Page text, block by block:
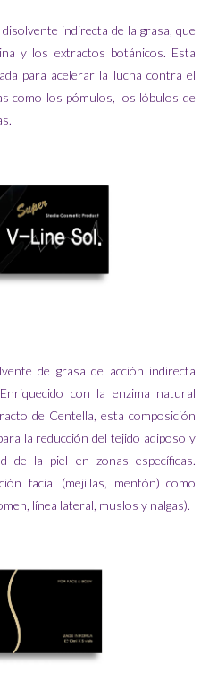
indirecta de la grasa, que
y los extractos botánicos. Esta
para acelerar la lucha contra el
como los pómulos, los lóbulos de
de grasa de acción indirecta
con la enzima natural
de Centella, esta composición
la reducción del tejido adiposo y
de la piel en zonas específicas.
facial (mejillas, mentón) como
línea lateral, muslos y nalgas).